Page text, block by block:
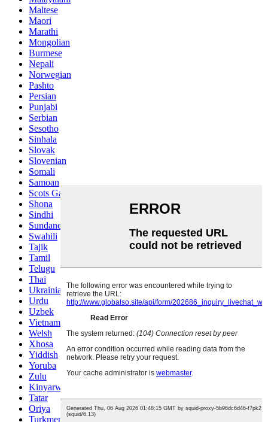
Maltese
Maori
Marathi
Mongolian
Burmese
Nepali
Norwegian
Pashto
Persian
Punjabi
Serbian
Sesotho
Sinhala
Slovak
Slovenian
Somali
Samoan
Scots Gaelic
Shona
Sindhi
Sundanese
Swahili
Tajik
Tamil
Telugu
Thai
Ukrainian
Urdu
Uzbek
Vietnamese
Welsh
Xhosa
Yiddish
Yoruba
Zulu
Kinyarwanda
Tatar
Oriya
Turkmen